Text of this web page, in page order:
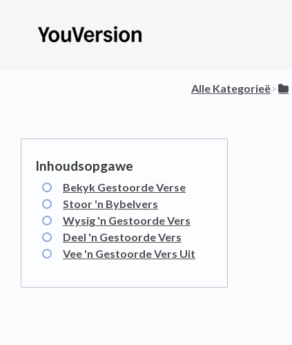
Alle Kategorieë​>​
Bekyk Gestoorde Verse
Stoor 'n Bybelvers
Wysig 'n Gestoorde Vers
Deel 'n Gestoorde Vers
Vee 'n Gestoorde Vers Uit